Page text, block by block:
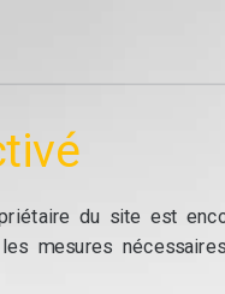
du site est
mesures